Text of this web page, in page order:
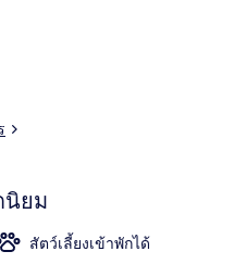
pályaudvar
นิยม
สัตว์เลี้ยงเข้าพักได้